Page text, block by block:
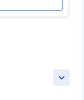
keyboard_arrow_down